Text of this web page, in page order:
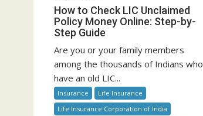
How
to
Check
Unclaimed
Policy
Money
Online:
Step-
How to Check LIC Unclaimed
Policy Money Online: Step-by-
Step Guide
Are you or your family members
among the thousands of Indians who
have an old LIC...
Insurance
Life Insurance
Life Insurance Corporation of India